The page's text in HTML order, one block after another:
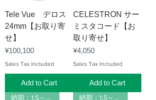
Tele Vue デロス
24mm【お取り寄
せ】
Price
¥100,100
Sales Tax Included
Add to Cart
CELESTRON サー
ミスタコード【お
取り寄せ】
Price
¥4,050
Sales Tax Included
Add to Cart
納期：1.5～2ヶ月 納期：1.5～2ヶ月